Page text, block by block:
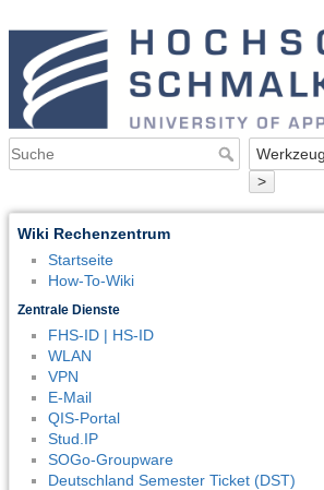
>
Wiki Rechenzentrum
Startseite
How-To-Wiki
Zentrale Dienste
FHS-ID | HS-ID
WLAN
VPN
E-Mail
QIS-Portal
Stud.IP
SOGo-Groupware
Deutschland Semester Ticket (DST)